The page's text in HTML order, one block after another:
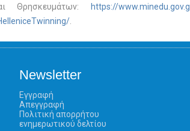
Θρησκευμάτων:
https://
.
Newsletter
Εγγραφή
Απεγγραφή
Πολιτική απορρήτου
ενημερωτικού δελτίου